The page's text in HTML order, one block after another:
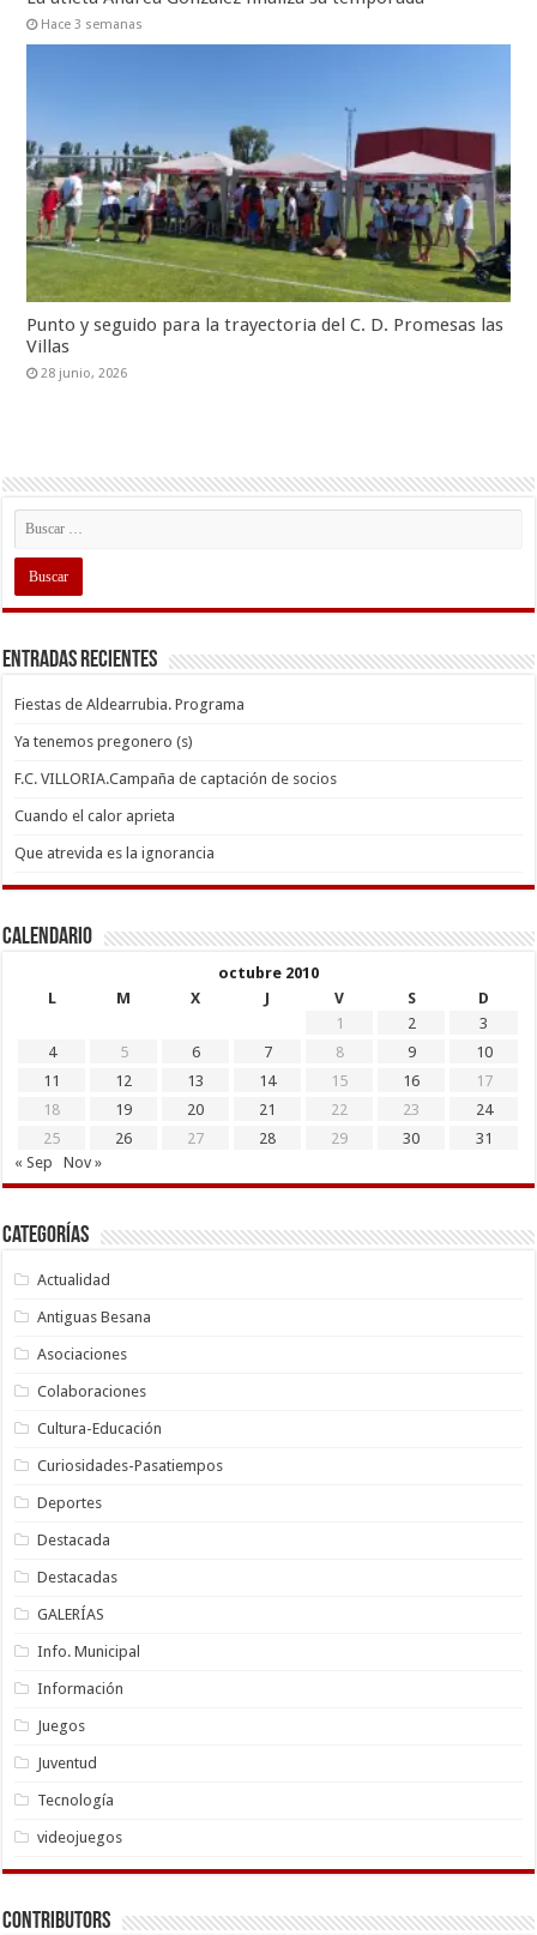
Hace 3 semanas
Punto y seguido para la trayectoria del C. D. Promesas las
Villas
28 junio, 2026
Entradas recientes
Fiestas de Aldearrubia. Programa
Ya tenemos pregonero (s)
F.C. VILLORIA.Campaña de captación de socios
Cuando el calor aprieta
Que atrevida es la ignorancia
Calendario
octubre 2010
L
M X J V S
D
1
2
3
4
5 6 7 8 9
10
11
12 13 14 15 16
17
18
19 20 21 22 23
24
25
26 27 28 29 30
31
« Sep
Nov »
Categorías
Actualidad
Antiguas Besana
Asociaciones
Colaboraciones
Cultura-Educación
Curiosidades-Pasatiempos
Deportes
Destacada
Destacadas
GALERÍAS
Info. Municipal
Información
Juegos
Juventud
Tecnología
videojuegos
Contributors